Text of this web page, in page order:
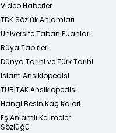
Video Haberler
TDK Sözlük Anlamları
Üniversite Taban Puanları
Rüya Tabirleri
Dünya Tarihi ve Türk Tarihi
İslam Ansiklopedisi
TÜBİTAK Ansiklopedisi
Hangi Besin Kaç Kalori
Eş Anlamlı Kelimeler
Sözlüğü